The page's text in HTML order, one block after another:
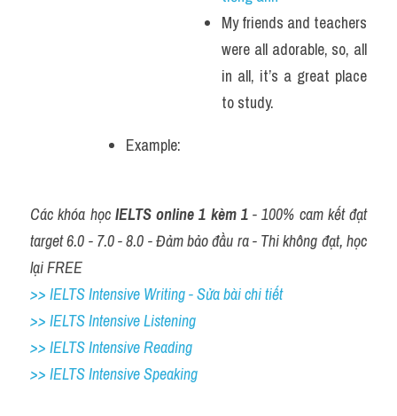
My friends and teachers
were all adorable, so, all
in all, it’s a great place
to study.
Example:
Các khóa học IELTS online 1 kèm 1 - 100% cam kết đạt
target 6.0 - 7.0 - 8.0 - Đảm bảo đầu ra - Thi không đạt, học
lại FREE
>> IELTS Intensive Writing - Sửa bài chi tiết
>> IELTS Intensive Listening
>> IELTS Intensive Reading
>> IELTS Intensive Speaking